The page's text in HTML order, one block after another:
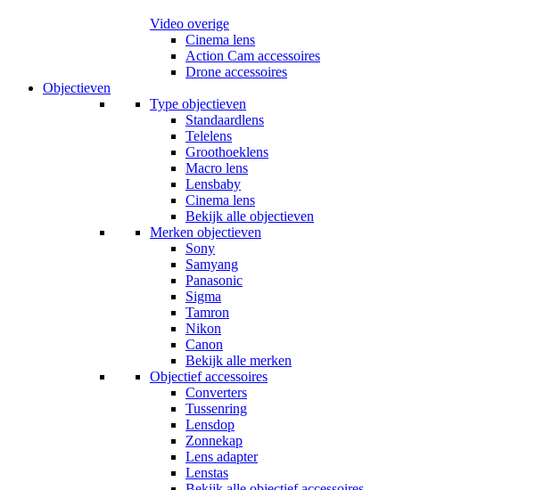
Video overige
Cinema lens
Action Cam accessoires
Drone accessoires
Objectieven
Type objectieven
Standaardlens
Telelens
Groothoeklens
Macro lens
Lensbaby
Cinema lens
Bekijk alle objectieven
Merken objectieven
Sony
Samyang
Panasonic
Sigma
Tamron
Nikon
Canon
Bekijk alle merken
Objectief accessoires
Converters
Tussenring
Lensdop
Zonnekap
Lens adapter
Lenstas